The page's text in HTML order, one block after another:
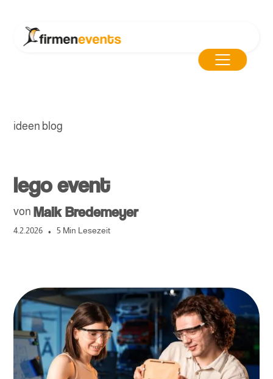
ideen blog
lego event
von Maik Bredemeyer
4.2.2026 • 5 Min Lesezeit